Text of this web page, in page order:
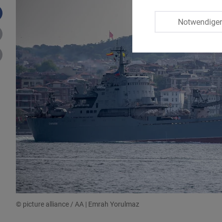
© picture alliance / AA | Emrah Yorulmaz